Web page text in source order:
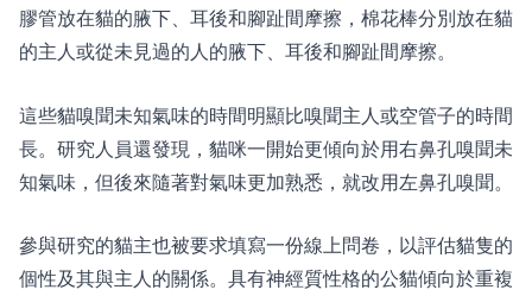
膠管放在貓的腋下、耳後和腳趾間摩擦，棉花棒分別放在貓
的主人或從未見過的人的腋下、耳後和腳趾間摩擦。
這些貓嗅聞未知氣味的時間明顯比嗅聞主人或空管子的時間
長。研究人員還發現，貓咪一開始更傾向於用右鼻孔嗅聞未
知氣味，但後來隨著對氣味更加熟悉，就改用左鼻孔嗅聞。
參與研究的貓主也被要求填寫一份線上問卷，以評估貓隻的
個性及其與主人的關係。具有神經質性格的公貓傾向於重複